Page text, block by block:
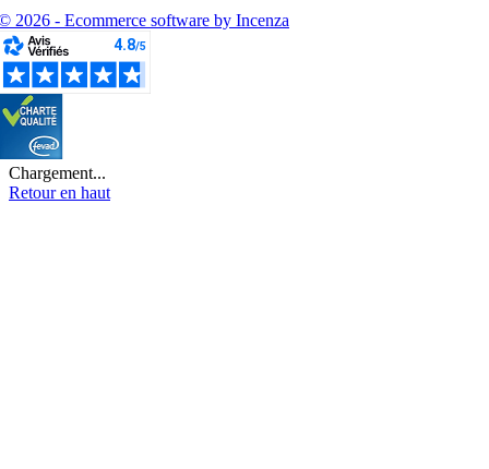
2026 - Ecommerce software by Incenza
Chargement...
Retour en haut